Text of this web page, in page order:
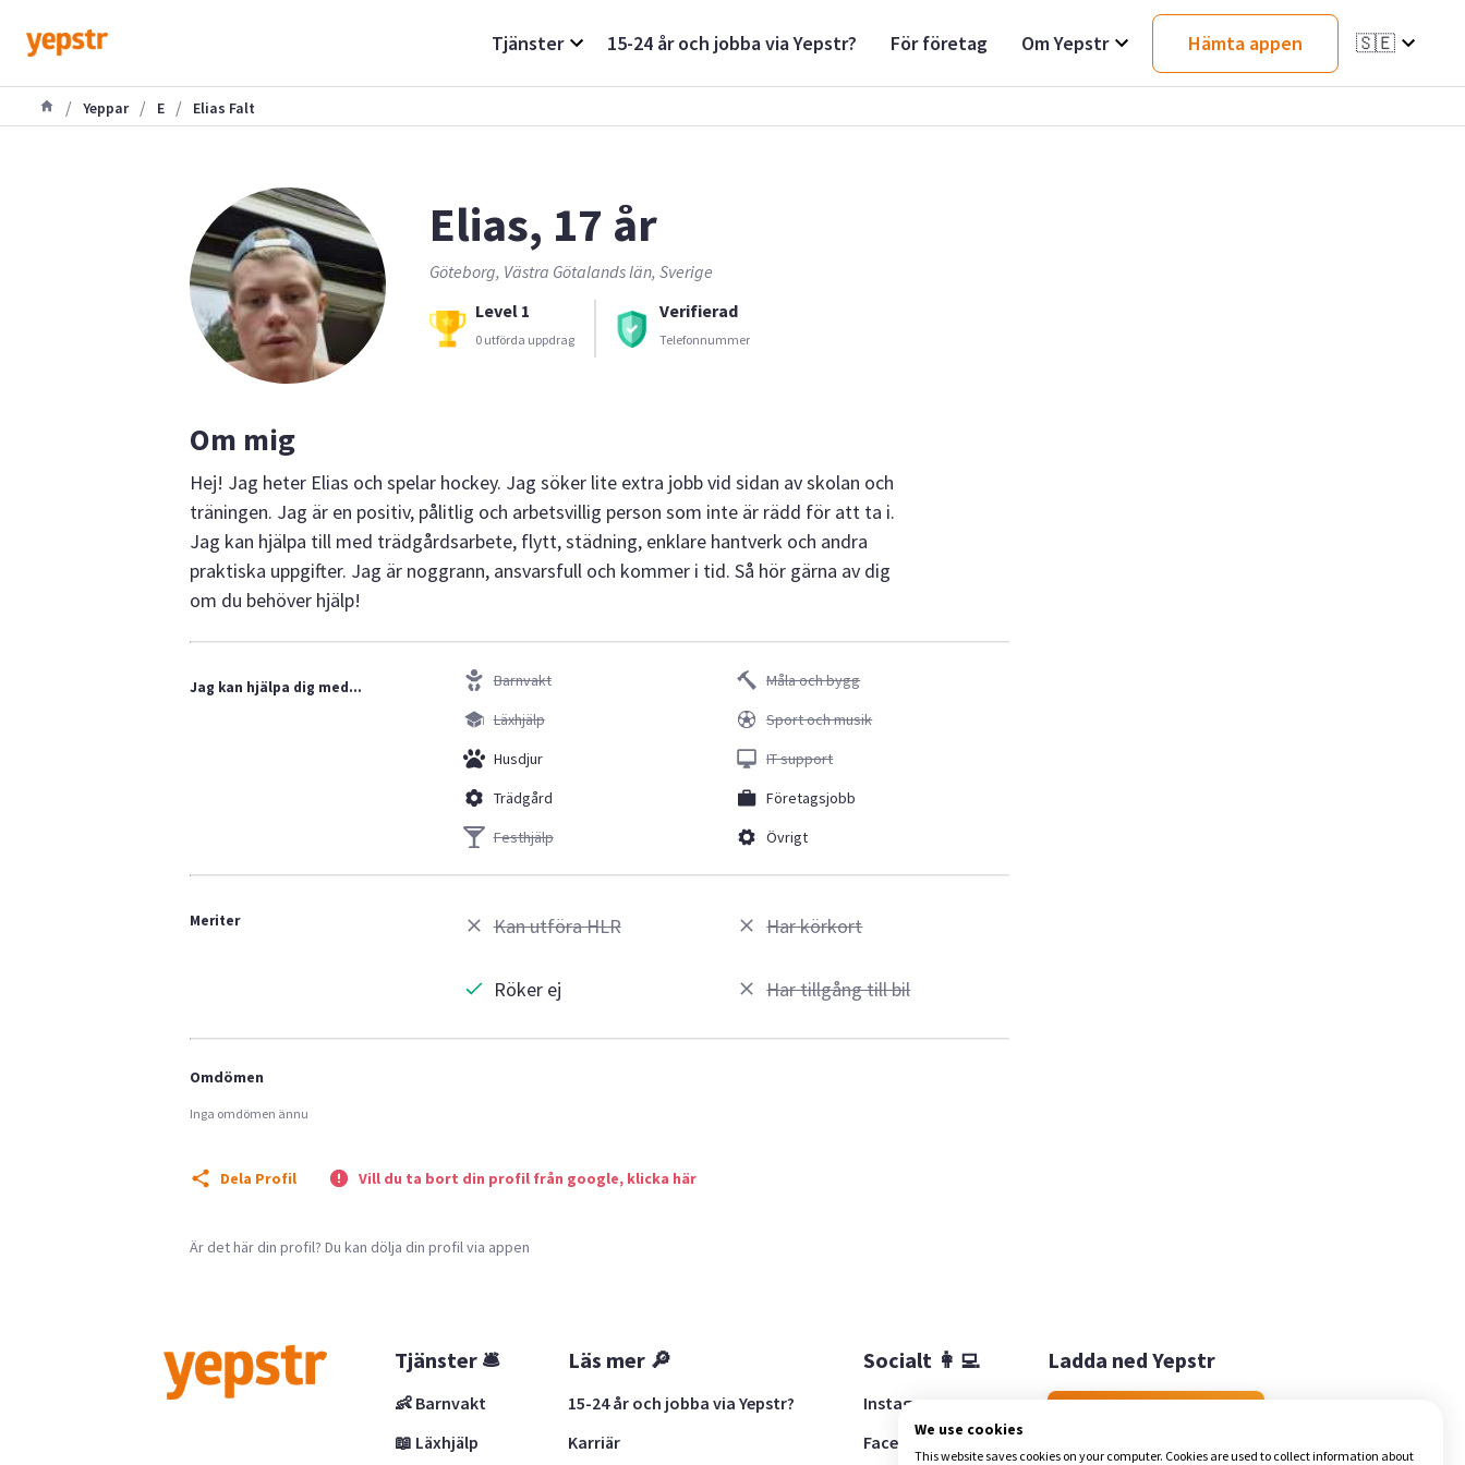
Tjänster 15-24 år och jobba via Yepstr? För företag Om Yepstr Hämta appen 🇸🇪
/ Yeppar / E / Elias Falt
Elias, 17 år
Göteborg, Västra Götalands län, Sverige
Level 1
0 utförda uppdrag
Verifierad
Telefonnummer
Om mig
Hej! Jag heter Elias och spelar hockey. Jag söker lite extra jobb vid sidan av skolan och
träningen. Jag är en positiv, pålitlig och arbetsvillig person som inte är rädd för att ta i.
Jag kan hjälpa till med trädgårdsarbete, flytt, städning, enklare hantverk och andra
praktiska uppgifter. Jag är noggrann, ansvarsfull och kommer i tid. Så hör gärna av dig
om du behöver hjälp!
Jag kan hjälpa dig med...
Barnvakt
Läxhjälp
Husdjur
Trädgård
Festhjälp
Måla och bygg
Sport och musik
IT support
Företagsjobb
Övrigt
Meriter Kan utföra HLR
Röker ej
Har körkort
Har tillgång till bil
Omdömen
Inga omdömen ännu
Dela Profil Vill du ta bort din profil från google, klicka här
Är det här din profil? Du kan dölja din profil via appen
Tjänster 🛎
👶 Barnvakt
📖 Läxhjälp
Läs mer 🔎
15-24 år och jobba via Yepstr?
Karriär
Socialt 👩‍💻
Instagram
Facebook
Ladda ned Yepstr
We use cookies
This website saves cookies on your computer. Cookies are used to collect information about